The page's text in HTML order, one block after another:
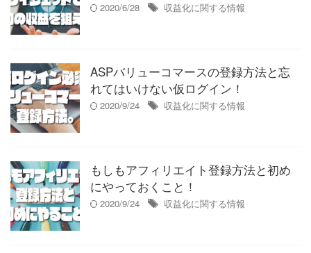
2020/6/28 収益化に関する情報
ASPバリューコマースの登録方法と忘
れてはいけない仮ログイン！
2020/9/24 収益化に関する情報
もしもアフィリエイト登録方法と初め
にやっておくこと！
2020/9/24 収益化に関する情報